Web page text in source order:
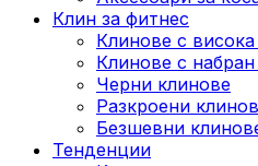
Клин за фитнес
Клинове с висока
Клинове с набран
Черни клинове
Разкроени
Безшевни
Тенденции